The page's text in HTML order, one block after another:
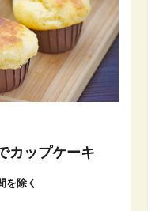
カップケーキ
除く